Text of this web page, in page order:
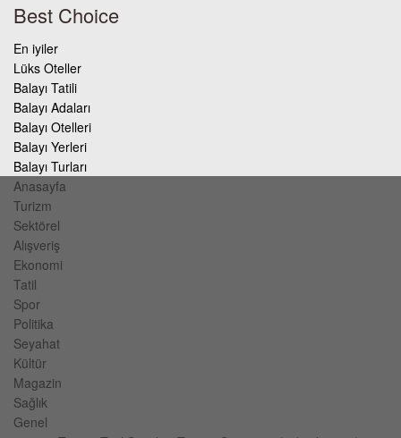
Best Choice
En iyiler
Lüks Oteller
Balayı Tatili
Balayı Adaları
Balayı Otelleri
Balayı Yerleri
Balayı Turları
Anasayfa
Turizm
Sektörel
Alışveriş
Ekonomi
Tatil
Spor
Politika
Seyahat
Kültür
Magazin
Sağlık
Genel